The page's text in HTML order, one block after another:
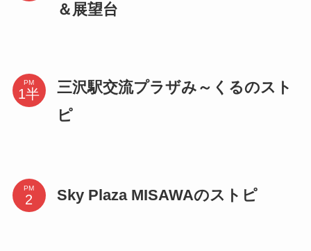
＆展望台
PM
三沢駅交流プラザみ～くるのスト
ピ
PM Sky Plaza MISAWAのストピ